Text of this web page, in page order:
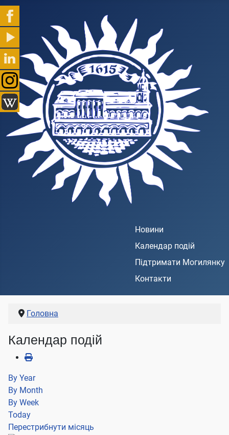
Новини
Календар подій
Підтримати Могилянку
Контакти
Головна
Календар подій
By Year
By Month
By Week
Today
Перестрибнути місяць